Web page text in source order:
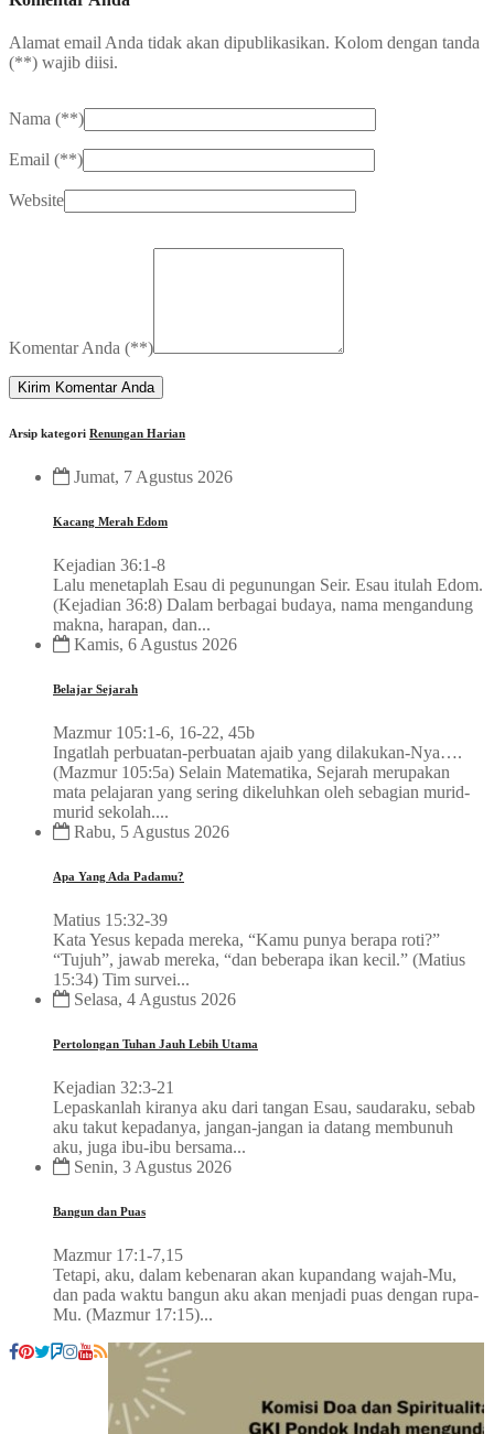
Alamat email Anda tidak akan dipublikasikan. Kolom dengan tanda
(**) wajib diisi.
Nama (**)
Email (**)
Website
Komentar Anda (**)
Arsip kategori Renungan Harian
Jumat, 7 Agustus 2026
Kacang Merah Edom
Kejadian 36:1-8
Lalu menetaplah Esau di pegunungan Seir. Esau itulah Edom.
(Kejadian 36:8) Dalam berbagai budaya, nama mengandung
makna, harapan, dan...
Kamis, 6 Agustus 2026
Belajar Sejarah
Mazmur 105:1-6, 16-22, 45b
Ingatlah perbuatan-perbuatan ajaib yang dilakukan-Nya….
(Mazmur 105:5a) Selain Matematika, Sejarah merupakan
mata pelajaran yang sering dikeluhkan oleh sebagian murid-
murid sekolah....
Rabu, 5 Agustus 2026
Apa Yang Ada Padamu?
Matius 15:32-39
Kata Yesus kepada mereka, “Kamu punya berapa roti?”
“Tujuh”, jawab mereka, “dan beberapa ikan kecil.” (Matius
15:34) Tim survei...
Selasa, 4 Agustus 2026
Pertolongan Tuhan Jauh Lebih Utama
Kejadian 32:3-21
Lepaskanlah kiranya aku dari tangan Esau, saudaraku, sebab
aku takut kepadanya, jangan-jangan ia datang membunuh
aku, juga ibu-ibu bersama...
Senin, 3 Agustus 2026
Bangun dan Puas
Mazmur 17:1-7,15
Tetapi, aku, dalam kebenaran akan kupandang wajah-Mu,
dan pada waktu bangun aku akan menjadi puas dengan rupa-
Mu. (Mazmur 17:15)...